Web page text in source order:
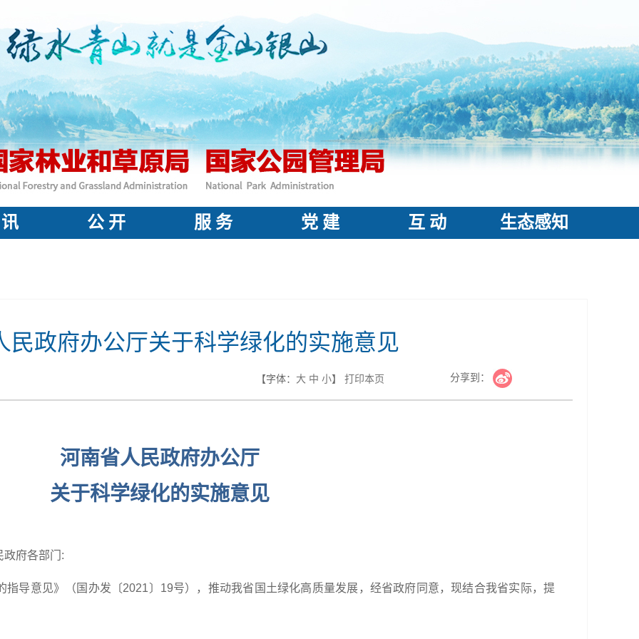
公 开 服 务 党 建 互 动 生态感知
民政府办公厅关于科学绿化的实施意见
【字体： 大 中 小】 打印本页 分享到：
河南省人民政府办公厅
关于科学绿化的实施意见
政府各部门:
导意见》（国办发〔2021〕19号），推动我省国土绿化高质量发展，经省政府同意，现结合我省实际，提